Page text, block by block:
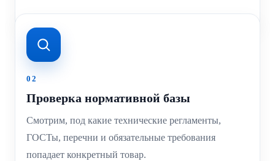
02
Проверка нормативной базы
Смотрим, под какие технические регламенты,
ГОСТы, перечни и обязательные требования
попадает конкретный товар.